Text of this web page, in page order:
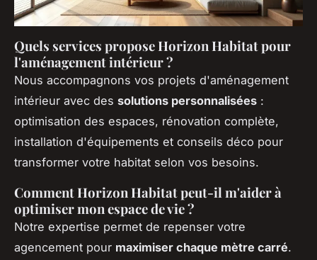
Quels services propose Horizon Habitat pour
l'aménagement intérieur ?
Nous accompagnons vos projets d'aménagement
intérieur avec des solutions personnalisées :
optimisation des espaces, rénovation complète,
installation d'équipements et conseils déco pour
transformer votre habitat selon vos besoins.
Comment Horizon Habitat peut-il m'aider à
optimiser mon espace de vie ?
Notre expertise permet de repenser votre
agencement pour maximiser chaque mètre carré.